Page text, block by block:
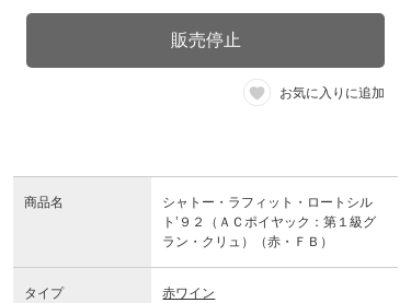
販売停止
お気に入りに追加
商品名
シャトー・ラフィット・ロートシル
ト’９２（ＡＣポイヤック：第１級グ
ラン・クリュ）（赤・ＦＢ）
タイプ 赤ワイン